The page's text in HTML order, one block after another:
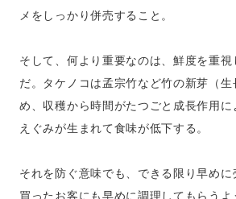
メをしっかり併売すること。
そして、何より重要なのは、鮮度を重
だ。タケノコは孟宗竹など竹の新芽（生
め、収穫から時間がたつごと成長作用に
えぐみが生まれて食味が低下する。
それを防ぐ意味でも、できる限り早めに
買ったお客にも早めに調理してもらう